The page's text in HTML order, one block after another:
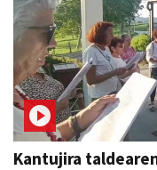
Kantujira